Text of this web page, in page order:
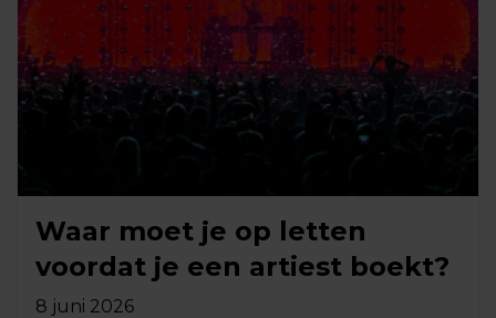
Waar moet je op letten
voordat je een artiest boekt?
8 juni 2026